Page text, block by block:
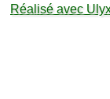
Réalisé avec